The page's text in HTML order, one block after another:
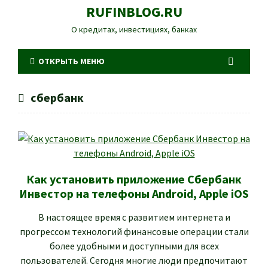
RUFINBLOG.RU
О кредитах, инвестициях, банках
ОТКРЫТЬ МЕНЮ
сбербанк
Как установить приложение Сбербанк
Инвестор на телефоны Android, Apple iOS
В настоящее время с развитием интернета и
прогрессом технологий финансовые операции стали
более удобными и доступными для всех
пользователей. Сегодня многие люди предпочитают